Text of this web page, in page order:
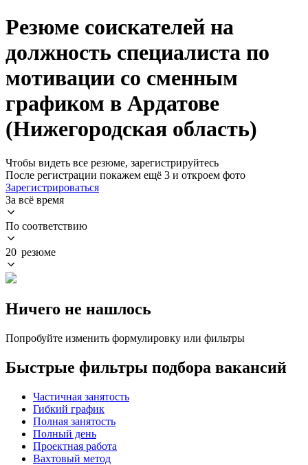
Резюме соискателей на
должность специалиста по
мотивации со сменным
графиком в Ардатове
(Нижегородская область)
Чтобы видеть все резюме, зарегистрируйтесь
После регистрации покажем ещё 3 и откроем фото
Зарегистрироваться
За всё время
По соответствию
20 резюме
Ничего не нашлось
Попробуйте изменить формулировку или фильтры
Быстрые фильтры подбора вакансий
Частичная занятость
Гибкий график
Полная занятость
Полный день
Проектная работа
Вахтовый метод